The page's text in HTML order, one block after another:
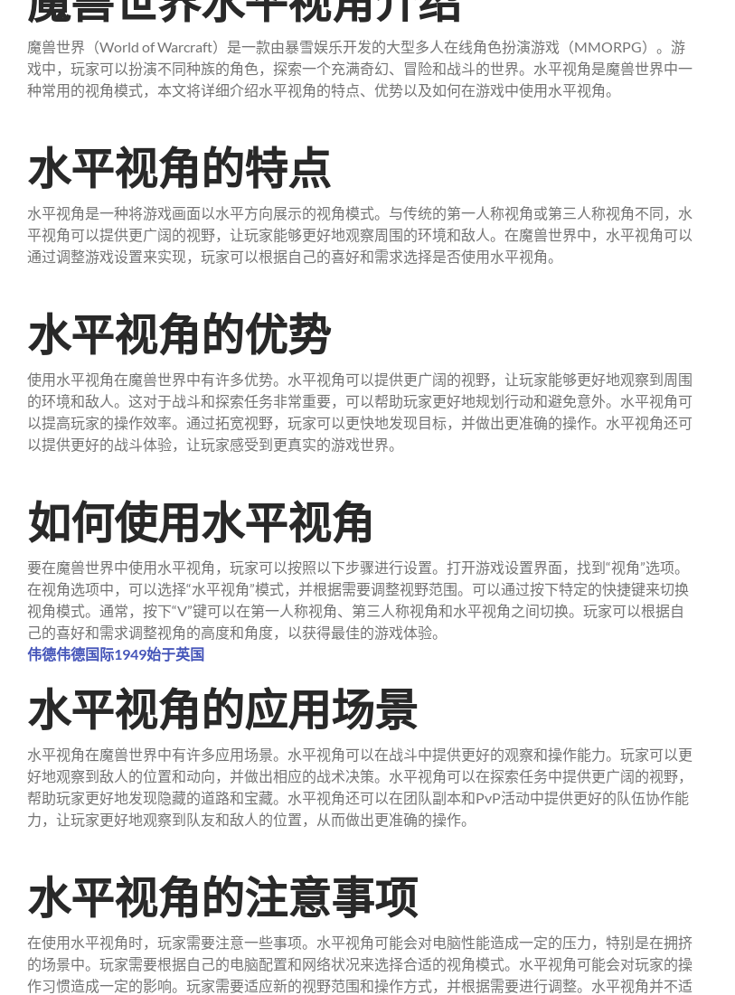
魔兽世界（World of Warcraft）是一款由暴雪娱乐开发的大型多人在线角色扮演游戏（MMORPG）。游
戏中，玩家可以扮演不同种族的角色，探索一个充满奇幻、冒险和战斗的世界。水平视角是魔兽世界中一
种常用的视角模式，本文将详细介绍水平视角的特点、优势以及如何在游戏中使用水平视角。
水平视角的特点
水平视角是一种将游戏画面以水平方向展示的视角模式。与传统的第一人称视角或第三人称视角不同，水
平视角可以提供更广阔的视野，让玩家能够更好地观察周围的环境和敌人。在魔兽世界中，水平视角可以
通过调整游戏设置来实现，玩家可以根据自己的喜好和需求选择是否使用水平视角。
水平视角的优势
使用水平视角在魔兽世界中有许多优势。水平视角可以提供更广阔的视野，让玩家能够更好地观察到周围
的环境和敌人。这对于战斗和探索任务非常重要，可以帮助玩家更好地规划行动和避免意外。水平视角可
以提高玩家的操作效率。通过拓宽视野，玩家可以更快地发现目标，并做出更准确的操作。水平视角还可
以提供更好的战斗体验，让玩家感受到更真实的游戏世界。
如何使用水平视角
要在魔兽世界中使用水平视角，玩家可以按照以下步骤进行设置。打开游戏设置界面，找到“视角”选项。
在视角选项中，可以选择“水平视角”模式，并根据需要调整视野范围。可以通过按下特定的快捷键来切换
视角模式。通常，按下“V”键可以在第一人称视角、第三人称视角和水平视角之间切换。玩家可以根据自
己的喜好和需求调整视角的高度和角度，以获得最佳的游戏体验。
伟德伟德国际1949始于英国
水平视角的应用场景
水平视角在魔兽世界中有许多应用场景。水平视角可以在战斗中提供更好的观察和操作能力。玩家可以更
好地观察到敌人的位置和动向，并做出相应的战术决策。水平视角可以在探索任务中提供更广阔的视野，
帮助玩家更好地发现隐藏的道路和宝藏。水平视角还可以在团队副本和PvP活动中提供更好的队伍协作能
力，让玩家更好地观察到队友和敌人的位置，从而做出更准确的操作。
水平视角的注意事项
在使用水平视角时，玩家需要注意一些事项。水平视角可能会对电脑性能造成一定的压力，特别是在拥挤
的场景中。玩家需要根据自己的电脑配置和网络状况来选择合适的视角模式。水平视角可能会对玩家的操
作习惯造成一定的影响。玩家需要适应新的视野范围和操作方式，并根据需要进行调整。水平视角并不适